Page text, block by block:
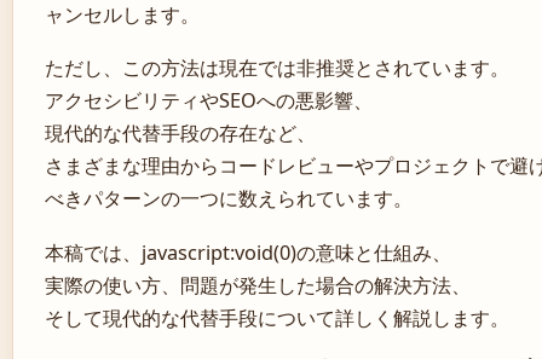
ャンセルします。
ただし、この方法は現在では非推奨とされています。
アクセシビリティやSEOへの悪影響、
現代的な代替手段の存在など、
さまざまな理由からコードレビューやプロジェクトで避
べきパターンの一つに数えられています。
本稿では、javascript:void(0)の意味と仕組み、
実際の使い方、問題が発生した場合の解決方法、
そして現代的な代替手段について詳しく解説します。